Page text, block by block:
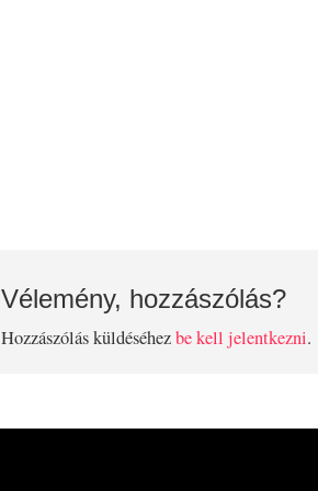
Vélemény, hozzászólás?
Hozzászólás küldéséhezbe kell jelentkezni.